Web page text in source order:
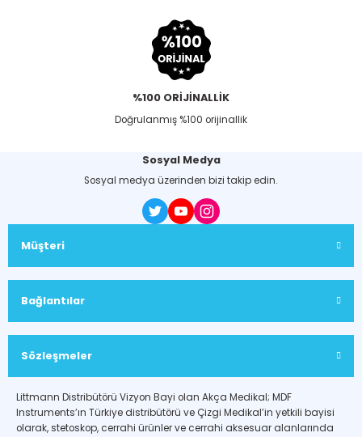
%100 ORİJİNALLİK
Doğrulanmış %100 orijinallik
Sosyal Medya
Sosyal medya üzerinden bizi takip edin.
Müşteri
Bağlantılar
Sözleşmeler
Littmann Distribütörü Vizyon Bayi olan Akça Medikal; MDF
Instruments’ın Türkiye distribütörü ve Çizgi Medikal’in yetkili bayisi
olarak, stetoskop, cerrahi ürünler ve cerrahi aksesuar alanlarında